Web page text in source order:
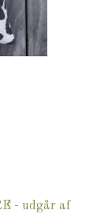
- udgår af